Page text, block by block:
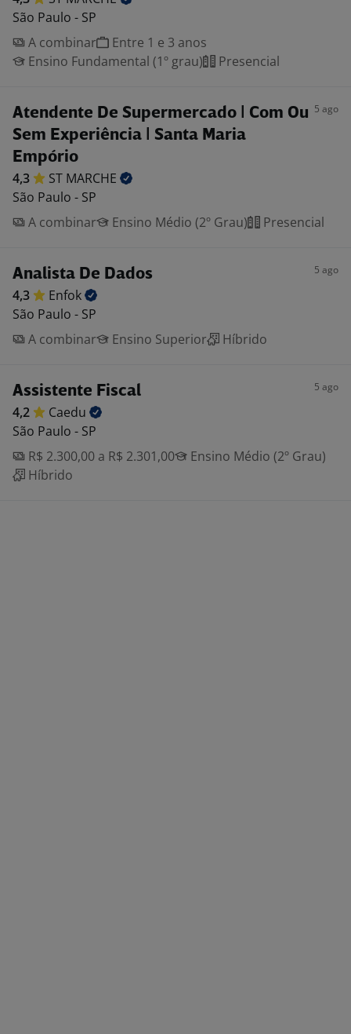
São Paulo - SP
A combinar
Entre 1 e 3 anos
Ensino Fundamental (1º grau)
Presencial
Atendente De Supermercado | Com Ou
Sem Experiência | Santa Maria
Empório
5 ago
4,3 ST MARCHE
São Paulo - SP
A combinar
Ensino Médio (2º Grau) Presencial
Analista De Dados 5 ago
4,3
Enfok
São Paulo - SP
A combinar
Ensino Superior Híbrido
Assistente Fiscal 5 ago
4,2
Caedu
São Paulo - SP
R$ 2.300,00 a R$ 2.301,00
Ensino Médio (2º Grau)
Híbrido